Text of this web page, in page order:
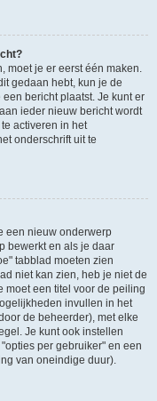
moet je er eerst één maken.
gedaan hebt, kun je de
bericht plaatst. Je kunt er
ieder nieuw bericht wordt
activeren in het
onderschrift uit te
een nieuw onderwerp
bewerkt en als je daar
tabblad moeten zien
niet kan zien, heb je niet de
moet een titel voor de peiling
invullen in het
de beheerder), met elke
Je kunt ook instellen
per gebruiker" en een
van oneindige duur).